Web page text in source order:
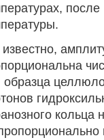
известно,
образца
кольца